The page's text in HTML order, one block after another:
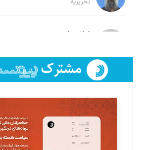
لیلا حنارود
فائزه فتحی رستمی
تحریریه
سروش کرمیان
تحریریه